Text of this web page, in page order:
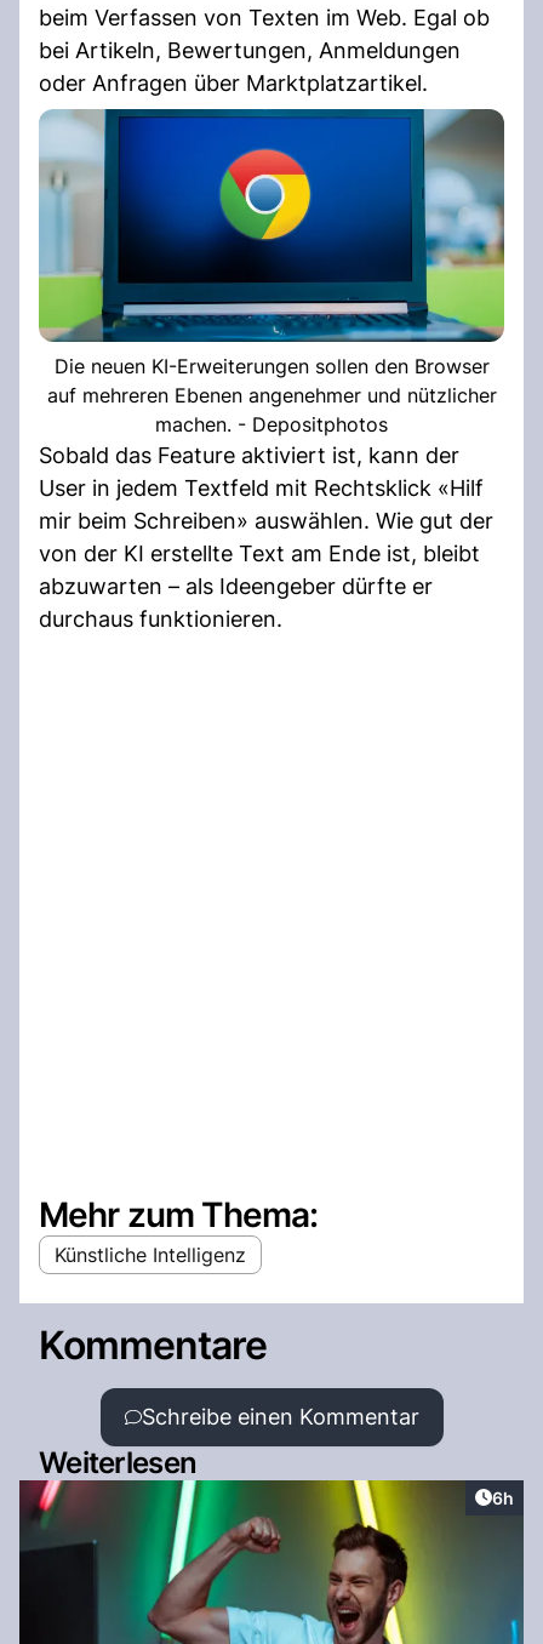
beim Verfassen von Texten im Web. Egal ob
bei Artikeln, Bewertungen, Anmeldungen
oder Anfragen über Marktplatzartikel.
Die neuen KI-Erweiterungen sollen den Browser
auf mehreren Ebenen angenehmer und nützlicher
machen. - Depositphotos
Sobald das Feature aktiviert ist, kann der
User in jedem Textfeld mit Rechtsklick «Hilf
mir beim Schreiben» auswählen. Wie gut der
von der KI erstellte Text am Ende ist, bleibt
abzuwarten – als Ideengeber dürfte er
durchaus funktionieren.
Mehr zum Thema:
Künstliche Intelligenz
Kommentare
Schreibe einen Kommentar
Weiterlesen
6h